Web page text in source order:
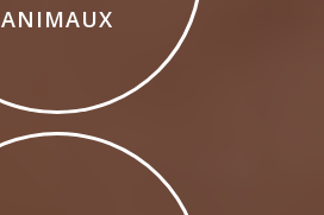
ANIMAUX